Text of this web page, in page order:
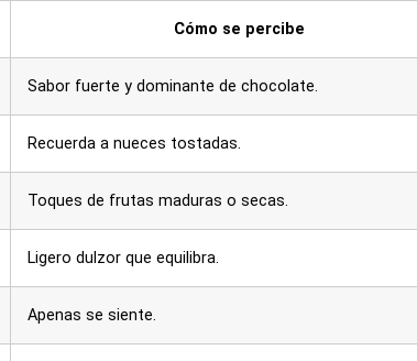
Cómo se percibe
Sabor fuerte y dominante de chocolate.
Recuerda a nueces tostadas.
Toques de frutas maduras o secas.
Ligero dulzor que equilibra.
Apenas se siente.